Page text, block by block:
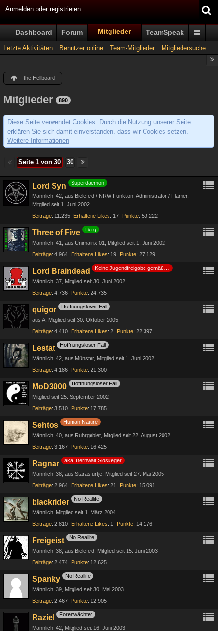
Anmelden oder registrieren
Dashboard Forum Mitglieder TeamSpeak
Letzte Aktivitäten Benutzer online Team-Mitglieder Mitgliedersuche
the Hellboard
Mitglieder 890
Diese Seite verwendet Cookies. Durch die Nutzung unserer Seite
erklären Sie sich damit einverstanden, dass wir Cookies setzen.
Weitere Informationen
Seite 1 von 30 30
Lord Syn Superdaemon
Männlich 42 aus Bielefeld / NRW Funktion: Administrator / Flamer
Mitglied seit 1. Juni 2002
Beiträge 11.235 Erhaltene Likes 17 Punkte 59.222
Three of Five Borg
Männlich 41 aus Unimatrix 01
Mitglied seit 1. Juni 2002
Beiträge 4.964 Erhaltene Likes 19 Punkte 27.129
Lord Braindead
Männlich 37 Mitglied seit 30. Juni 2002
Beiträge 4.736 Punkte 24.735
quigor Hoffnungsloser Fall
aus A Mitglied seit 30. Oktober 2005
Beiträge 4.410 Erhaltene Likes 2 Punkte 22.397
Lestat Hoffnungsloser Fall
Männlich 42 aus Münster Mitglied seit 1. Juni 2002
Beiträge 4.186 Punkte 21.300
MoD3000 Hoffnungsloser Fall
Mitglied seit 25. September 2002
Beiträge 3.510 Punkte 17.785
Sehtos Human Nature
Männlich 40 aus Ruhrgebiet Mitglied seit 22. August 2002
Beiträge 3.167 Punkte 16.425
Ragnar aka. Bernwalt Sidskeger
Männlich 38 aus Starasfurtje Mitglied seit 27. Mai 2005
Beiträge 2.964 Erhaltene Likes 21 Punkte 15.091
blackrider No Reallife
Männlich Mitglied seit 1. März 2004
Beiträge 2.810 Erhaltene Likes 1 Punkte 14.176
Freigeist No Reallife
Männlich 38 aus Bielefeld Mitglied seit 15. Juni 2003
Beiträge 2.474 Punkte 12.625
Spanky No Reallife
Männlich 39 Mitglied seit 30. Mai 2003
Beiträge 2.467 Punkte 12.905
Raziel Forenwächter
Männlich 42 Mitglied seit 16. Juni 2003